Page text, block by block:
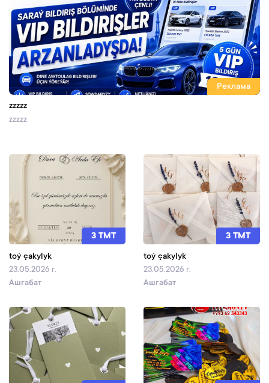
Реклама
zzzzz
zzzzz
3 TMT
toý çakylyk
23.05.2026 г.
Ашгабат
3 TMT
toý çakylyk
23.05.2026 г.
Ашгабат